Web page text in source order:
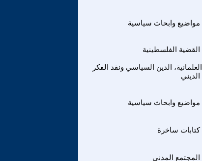
مواضيع وابحاث سياسية
القضية الفلسطينية
العلمانية، الدين السياسي ونقد الفكر
الديني
مواضيع وابحاث سياسية
كتابات ساخرة
المجتمع المدني